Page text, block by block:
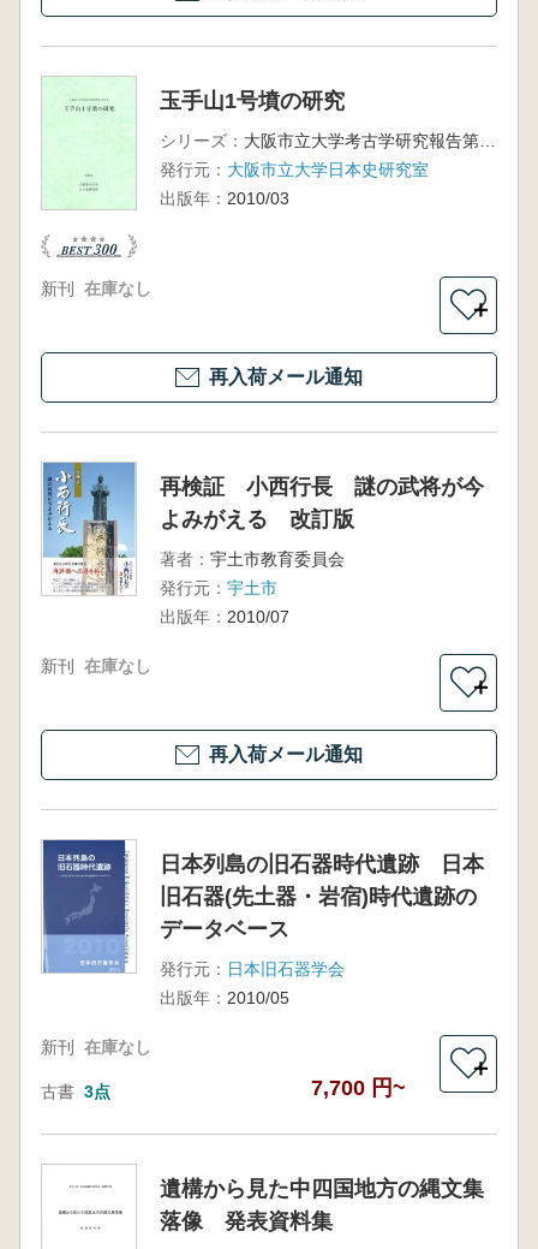
玉手山1号墳の研究
シリーズ：
大阪市立大学考古学研究報告第4冊
発行元： 大阪市立大学日本史研究室
出版年： 2010/03
新刊 在庫なし
＋
再入荷メール通知
再検証 小西行長 謎の武将が今
よみがえる 改訂版
著者： 宇土市教育委員会
発行元： 宇土市
出版年： 2010/07
新刊 在庫なし
＋
再入荷メール通知
日本列島の旧石器時代遺跡 日本
旧石器(先土器・岩宿)時代遺跡の
データベース
発行元： 日本旧石器学会
出版年： 2010/05
新刊 在庫なし
古書 3点 7,700 円~
＋
遺構から見た中四国地方の縄文集
落像 発表資料集